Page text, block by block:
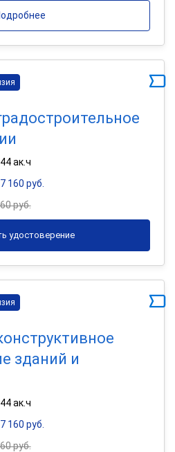
ак.ч
160 руб.
руб.
удостоверение
зданий и
ак.ч
160 руб.
руб.